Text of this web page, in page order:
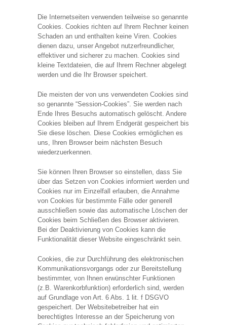
Die Internetseiten verwenden teilweise so genannte
Cookies. Cookies richten auf Ihrem Rechner keinen
Schaden an und enthalten keine Viren. Cookies
dienen dazu, unser Angebot nutzerfreundlicher,
effektiver und sicherer zu machen. Cookies sind
kleine Textdateien, die auf Ihrem Rechner abgelegt
werden und die Ihr Browser speichert.
Die meisten der von uns verwendeten Cookies sind
so genannte “Session-Cookies”. Sie werden nach
Ende Ihres Besuchs automatisch gelöscht. Andere
Cookies bleiben auf Ihrem Endgerät gespeichert bis
Sie diese löschen. Diese Cookies ermöglichen es
uns, Ihren Browser beim nächsten Besuch
wiederzuerkennen.
Sie können Ihren Browser so einstellen, dass Sie
über das Setzen von Cookies informiert werden und
Cookies nur im Einzelfall erlauben, die Annahme
von Cookies für bestimmte Fälle oder generell
ausschließen sowie das automatische Löschen der
Cookies beim Schließen des Browser aktivieren.
Bei der Deaktivierung von Cookies kann die
Funktionalität dieser Website eingeschränkt sein.
Cookies, die zur Durchführung des elektronischen
Kommunikationsvorgangs oder zur Bereitstellung
bestimmter, von Ihnen erwünschter Funktionen
(z.B. Warenkorbfunktion) erforderlich sind, werden
auf Grundlage von Art. 6 Abs. 1 lit. f DSGVO
gespeichert. Der Websitebetreiber hat ein
berechtigtes Interesse an der Speicherung von